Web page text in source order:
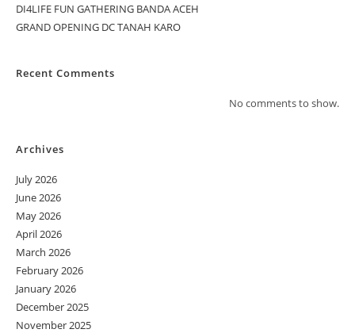
DI4LIFE FUN GATHERING BANDA ACEH
GRAND OPENING DC TANAH KARO
Recent Comments
No comments to show.
Archives
July 2026
June 2026
May 2026
April 2026
March 2026
February 2026
January 2026
December 2025
November 2025